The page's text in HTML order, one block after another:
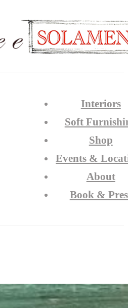
Interiors
Soft
Shop
Events &
About
Book &